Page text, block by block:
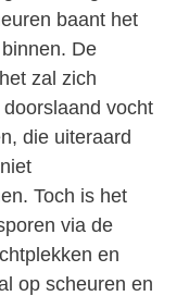
baant het
De
zal zich
vocht
die uiteraard
Toch is het
via de
en
op scheuren en